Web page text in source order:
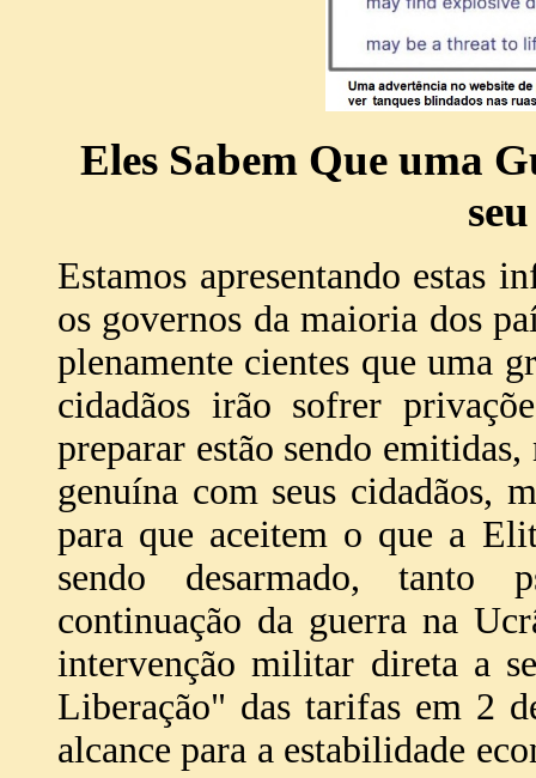
Eles Sabem Que uma
Estamos apresentando estas
os governos da maioria dos
plenamente cientes que uma
cidadãos irão sofrer
preparar estão sendo
genuína com seus cidadãos,
para que aceitem o que a
sendo desarmado, tanto
continuação da guerra na
intervenção militar direta a
Liberação" das tarifas em 2
alcance para a estabilidade